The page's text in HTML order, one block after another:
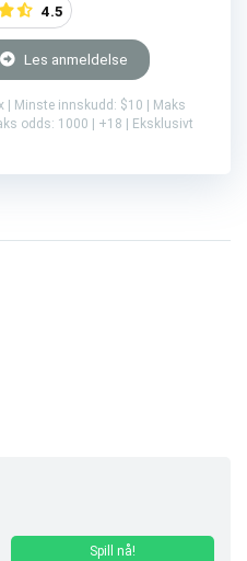
4.5
Les anmeldelse
| Minste innskudd: $10 | Maks
odds: 1000 | +18 | Eksklusivt
Spill nå!